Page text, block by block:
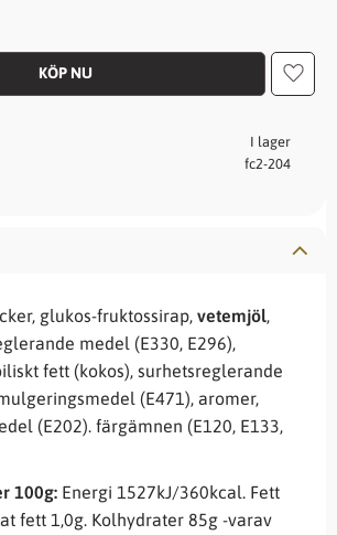
Lägg
I lager
fc2-204
glukos-fruktossirap, vetemjöl,
medel (E330, E296),
fett (kokos), surhetsreglerande
(E471), aromer,
(E202). färgämnen (E120, E133,
100g: Energi 1527kJ/360kcal. Fett
fett 1,0g. Kolhydrater 85g -varav